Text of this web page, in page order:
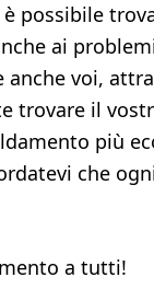
è possibile
ai
anche voi,
trovare il
più
che
a tutti!